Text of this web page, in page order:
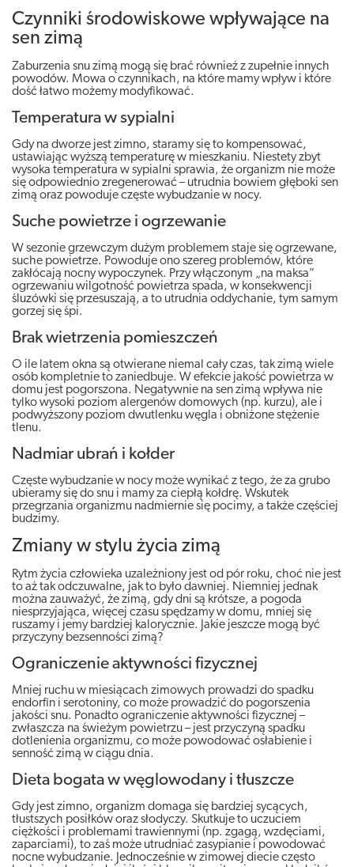
Czynniki środowiskowe wpływające na
sen zimą
Zaburzenia snu zimą mogą się brać również z zupełnie innych
powodów. Mowa o czynnikach, na które mamy wpływ i które
dość łatwo możemy modyfikować.
Temperatura w sypialni
Gdy na dworze jest zimno, staramy się to kompensować,
ustawiając wyższą temperaturę w mieszkaniu. Niestety zbyt
wysoka temperatura w sypialni sprawia, że organizm nie może
się odpowiednio zregenerować – utrudnia bowiem głęboki sen
zimą oraz powoduje częste wybudzanie w nocy.
Suche powietrze i ogrzewanie
W sezonie grzewczym dużym problemem staje się ogrzewane,
suche powietrze. Powoduje ono szereg problemów, które
zakłócają nocny wypoczynek. Przy włączonym „na maksa”
ogrzewaniu wilgotność powietrza spada, w konsekwencji
śluzówki się przesuszają, a to utrudnia oddychanie, tym samym
gorzej się śpi.
Brak wietrzenia pomieszczeń
O ile latem okna są otwierane niemal cały czas, tak zimą wiele
osób kompletnie to zaniedbuje. W efekcie jakość powietrza w
domu jest pogorszona. Negatywnie na sen zimą wpływa nie
tylko wysoki poziom alergenów domowych (np. kurzu), ale i
podwyższony poziom dwutlenku węgla i obniżone stężenie
tlenu.
Nadmiar ubrań i kołder
Częste wybudzanie w nocy może wynikać z tego, że za grubo
ubieramy się do snu i mamy za ciepłą kołdrę. Wskutek
przegrzania organizmu nadmiernie się pocimy, a także częściej
budzimy.
Zmiany w stylu życia zimą
Rytm życia człowieka uzależniony jest od pór roku, choć nie jest
to aż tak odczuwalne, jak to było dawniej. Niemniej jednak
można zauważyć, że zimą, gdy dni są krótsze, a pogoda
niesprzyjająca, więcej czasu spędzamy w domu, mniej się
ruszamy i jemy bardziej kalorycznie. Jakie jeszcze mogą być
przyczyny bezsenności zimą?
Ograniczenie aktywności fizycznej
Mniej ruchu w miesiącach zimowych prowadzi do spadku
endorfin i serotoniny, co może prowadzić do pogorszenia
jakości snu. Ponadto ograniczenie aktywności fizycznej –
zwłaszcza na świeżym powietrzu – jest przyczyną spadku
dotlenienia organizmu, co może powodować osłabienie i
senność zimą w ciągu dnia.
Dieta bogata w węglowodany i tłuszcze
Gdy jest zimno, organizm domaga się bardziej sycących,
tłustszych posiłków oraz słodyczy. Skutkuje to uczuciem
ciężkości i problemami trawiennymi (np. zgagą, wzdęciami,
zaparciami), to zaś może utrudniać zasypianie i powodować
nocne wybudzanie. Jednocześnie w zimowej diecie często